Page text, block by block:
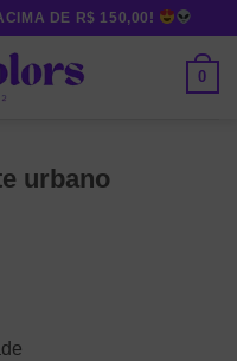
DE R$ 150,00!
0
urbano